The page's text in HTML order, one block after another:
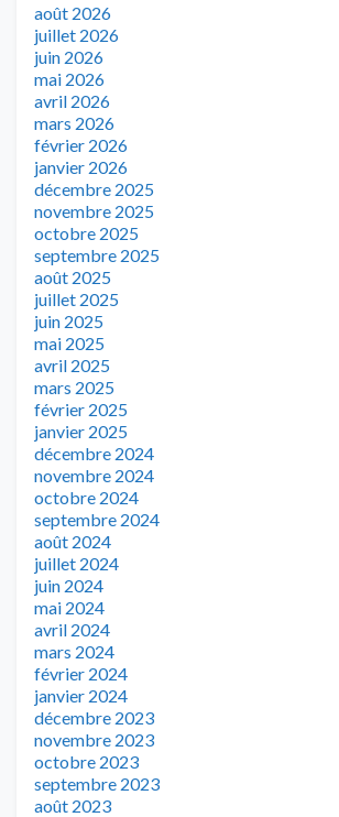
août 2026
juillet 2026
juin 2026
mai 2026
avril 2026
mars 2026
février 2026
janvier 2026
décembre 2025
novembre 2025
octobre 2025
septembre 2025
août 2025
juillet 2025
juin 2025
mai 2025
avril 2025
mars 2025
février 2025
janvier 2025
décembre 2024
novembre 2024
octobre 2024
septembre 2024
août 2024
juillet 2024
juin 2024
mai 2024
avril 2024
mars 2024
février 2024
janvier 2024
décembre 2023
novembre 2023
octobre 2023
septembre 2023
août 2023